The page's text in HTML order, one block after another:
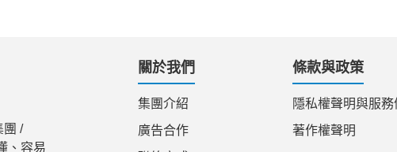
團 /
、容易
關於我們
集團介紹
廣告合作
條款與政策
隱私權聲明與服務
著作權聲明